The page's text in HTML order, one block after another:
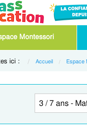
Montessori
ici : Accueil Espace